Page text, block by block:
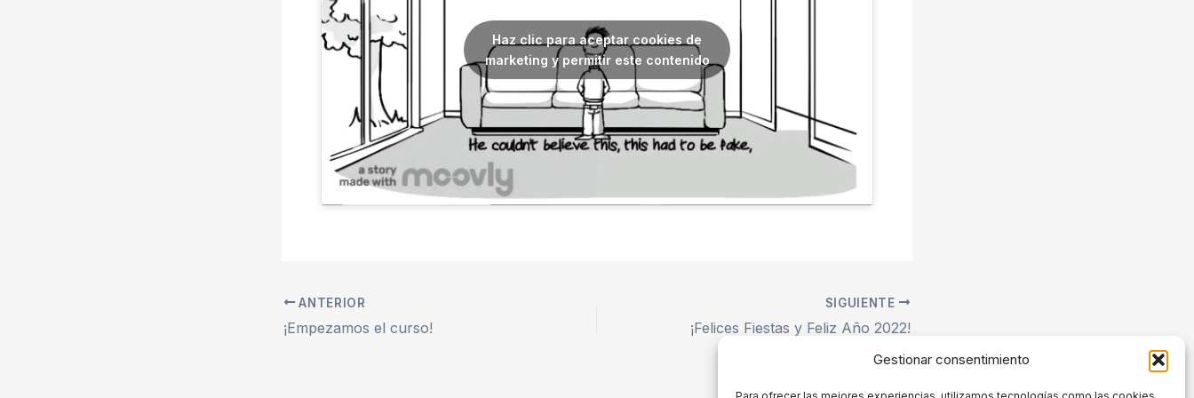
Gestionar consentimiento
Haz clic para aceptar cookies de
marketing y permitir este contenido
ANTERIOR
¡Empezamos el curso!
SIGUIENTE
¡Felices Fiestas y Feliz Año 2022!